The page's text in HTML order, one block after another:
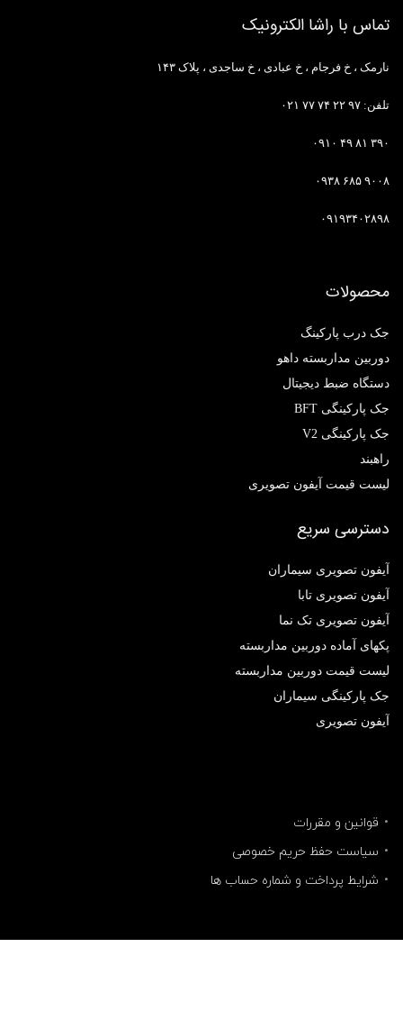
تماس با راشا الکترونیک
نارمک ، خ فرجام ، خ عبادی ، خ ساجدی ، پلاک ۱۴۳
تلفن: ۹۷ ۲۲ ۷۴ ۷۷ ۰۲۱
۳۹۰ ۸۱ ۴۹ ۰۹۱۰
۹۰۰۸ ۶۸۵ ۰۹۳۸
۰۹۱۹۳۴۰۲۸۹۸
محصولات
جک درب پارکینگ
دوربین مداربسته داهو
دستگاه ضبط دیجیتال
جک پارکینگی BFT
جک پارکینگی V2
راهبند
لیست قیمت آیفون تصویری
دسترسی سریع
آیفون تصویری سیماران
آیفون تصویری تابا
آیفون تصویری تک نما
پکهای آماده دوربین مداربسته
لیست قیمت دوربین مداربسته
جک پارکینگی سیماران
آیفون تصویری
قوانین و مقررات
سیاست حفظ حریم خصوصی
شرایط پرداخت و شماره حساب ها